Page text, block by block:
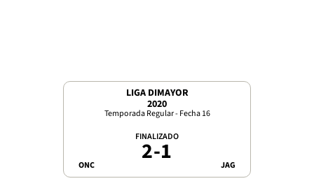
LIGA DIMAYOR
2020
Temporada Regular - Fecha 16
ONC
FINALIZADO
2-1 JAG